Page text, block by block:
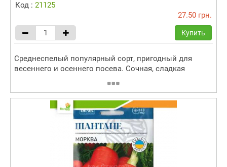
Код : 21125
27.50 грн.
Купить
Среднеспелый популярный сорт, пригодный для
весеннего и осеннего посева. Сочная, сладкая